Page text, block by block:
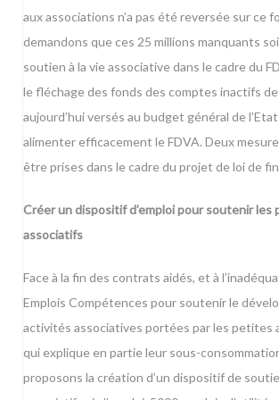
aux associations n’a pas été reversée sur ce
demandons que ces 25 millions manquants
soutien à la vie associative dans le cadre du
le fléchage des fonds des comptes inactifs
aujourd’hui versés au budget général de
alimenter efficacement le FDVA. Deux
être prises dans le cadre du projet de loi de
Créer un dispositif d’emploi pour soutenir les
associatifs
Face à la fin des contrats aidés, et à
Emplois Compétences pour soutenir le
activités associatives portées par les petites
qui explique en partie leur sous-
proposons la création d’un dispositif de